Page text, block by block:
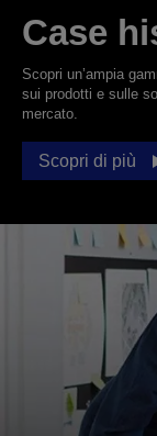
Case
Scopri un’ampia
sui prodotti e sulle
mercato.
Scopri di più